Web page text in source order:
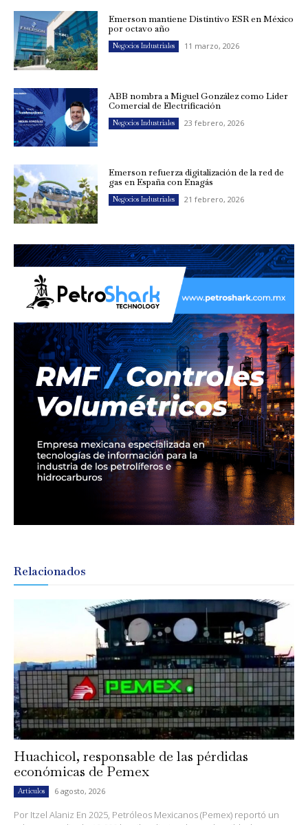
Emerson mantiene Distintivo ESR en México
por octavo año
Negocios Industriales 11 marzo, 2026
ABB nombra a Miguel González como Líder
Comercial de Electrificación
Negocios Industriales 23 febrero, 2026
Emerson refuerza digitalización de la red de
gas en España con Enagás
Negocios Industriales 21 febrero, 2026
Relacionados
Huachicol, responsable de las pérdidas
económicas de Pemex
Artículos 6 agosto, 2026
Por Itzel Alaniz En 2025, Petróleos Mexicanos (Pemex) reportó un